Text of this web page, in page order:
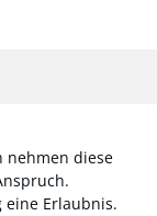
nehmen diese
Erlaubnis.